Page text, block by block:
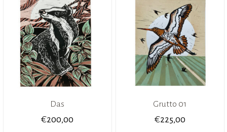
Das
€200,00
Grutto 01
€225,00